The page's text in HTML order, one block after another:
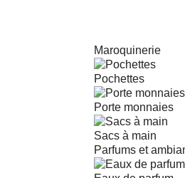
Maroquinerie
Pochettes
Porte monnaies
Sacs à main
Parfums et